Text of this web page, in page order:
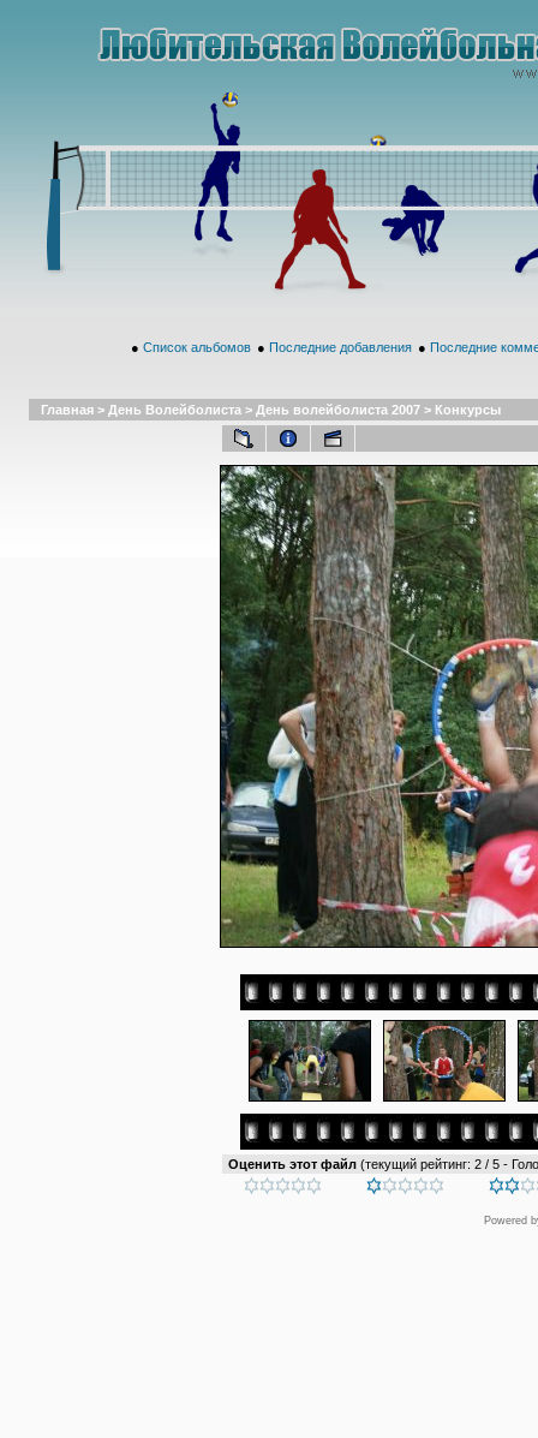
● Список альбомов ● Последние добавления ● Последние
Главная > День Волейболиста > День волейболиста 2007 > Конкурсы
Оценить этот файл (текущий рейтинг: 2 / 5 -
Powered